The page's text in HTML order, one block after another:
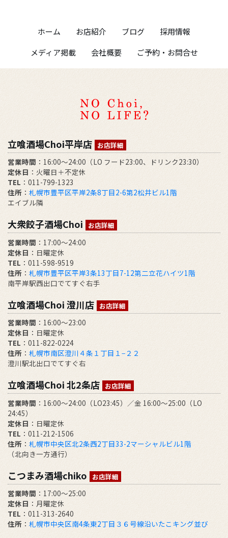
ホーム お店紹介 ブログ
採用情報
メディア掲載
会社概要 ご予約・お問合せ
立喰酒場Choi平岸店 お店詳細
営業時間 ：16:00～24:00（LO フード23:00、ドリンク23:30）
定休日 ：火曜日＋不定休
TEL ：011-799-1323
住所 ： 札幌市豊平区平岸2条8丁目2-6第2松井ビル1階
エイブル隣
大衆餃子酒場Choi お店詳細
営業時間 ：17:00～24:00
定休日 ：日曜定休
TEL ：011-598-9519
住所 ： 札幌市豊平区平岸3条13丁目7-12第二立花ハイツ1階
南平岸駅西出口でてすぐ右手
立喰酒場Choi 澄川店 お店詳細
営業時間 ：16:00～23:00
定休日 ：日曜定休
TEL ：011-822-0224
住所 ： 札幌市南区澄川４条１丁目１−２２
澄川駅北出口でてすぐ右
立喰酒場Choi 北2条店 お店詳細
営業時間 ：16:00～24:00（LO23:45）／金 16:00～25:00（LO
24:45）
定休日 ：日曜定休
TEL ：011-212-1506
住所 ： 札幌市中央区北2条西2丁目33-2マーシャルビル1階
（北向き一方通行）
こつまみ酒場chiko お店詳細
営業時間 ：17:00～25:00
定休日 ：月曜定休
TEL ：011-313-2640
住所 ： 札幌市中央区南4条東2丁目３６号線沿いたこキング並び